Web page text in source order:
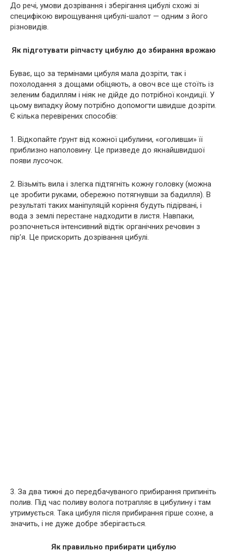
До речі, умови дозрівання і зберігання цибулі схожі зі
специфікою вирощування цибулі-шалот — одним з його
різновидів.
Як підготувати ріпчасту цибулю до збирання врожаю
Буває, що за термінами цибуля мала дозріти, так і
похолодання з дощами обіцяють, а овоч все ще стоїть із
зеленим бадиллям і ніяк не дійде до потрібної кондиції. У
цьому випадку йому потрібно допомогти швидше дозріти.
Є кілька перевірених способів:
1. Відкопайте ґрунт від кожної цибулини, «оголивши» її
приблизно наполовину. Це призведе до якнайшвидшої
появи лусочок.
2. Візьміть вила і злегка підтягніть кожну головку (можна
це зробити руками, обережно потягнувши за бадилля). В
результаті таких маніпуляцій коріння будуть підірвані, і
вода з землі перестане надходити в листя. Навпаки,
розпочнеться інтенсивний відтік органічних речовин з
пір’я. Це прискорить дозрівання цибулі.
3. За два тижні до передбачуваного прибирання припиніть
полив. Під час поливу волога потрапляє в цибулину і там
утримується. Така цибуля після прибирання гірше сохне, а
значить, і не дуже добре зберігається.
Як правильно прибирати цибулю